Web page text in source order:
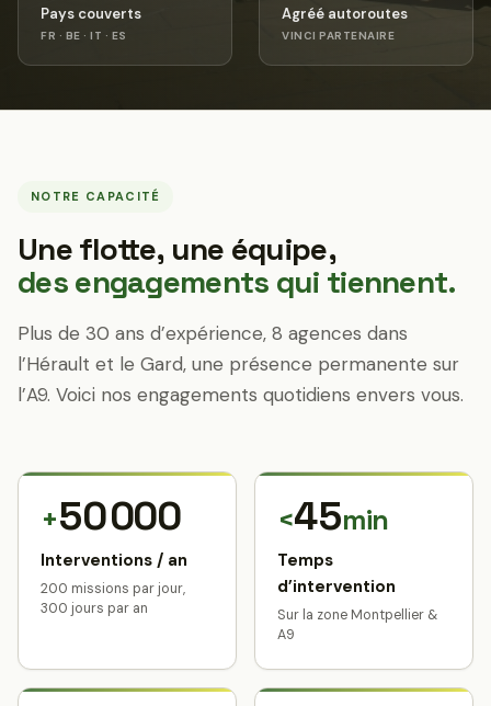
Pays couverts
FR · BE · IT · ES
Agréé autoroutes
VINCI PARTENAIRE
NOTRE CAPACITÉ
Une flotte, une équipe,
des engagements qui tiennent.
Plus de 30 ans d’expérience, 8 agences dans
l’Hérault et le Gard, une présence permanente sur
l’A9. Voici nos engagements quotidiens envers vous.
+50 000
Interventions / an
200 missions par jour,
300 jours par an
<45min
Temps
d’intervention
Sur la zone Montpellier &
A9